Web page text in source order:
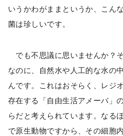
いうかわがままというか、こん
菌は珍しいです。
でも不思議に思いませんか？
なのに、自然水や人工的な水の
んです。これはおそらく、レジ
存在する「自由生活アメーバ」
らだと考えられています。なる
で原生動物ですから、その細胞